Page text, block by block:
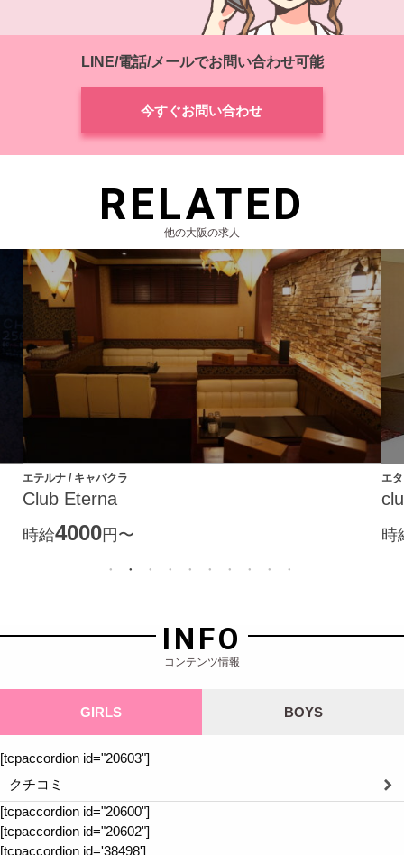
LINE/電話/メールでお問い合わせ可能
今すぐお問い合わせ
RELATED
他の大阪の求人
エテルナ / キャバクラ
Club Eterna
時給4000円〜
エ
時
INFO
コンテンツ情報
GIRLS BOYS
[tcpaccordion id="20603"]
クチコミ
[tcpaccordion id="20600"]
[tcpaccordion id="20602"]
[tcpaccordion id='38498']